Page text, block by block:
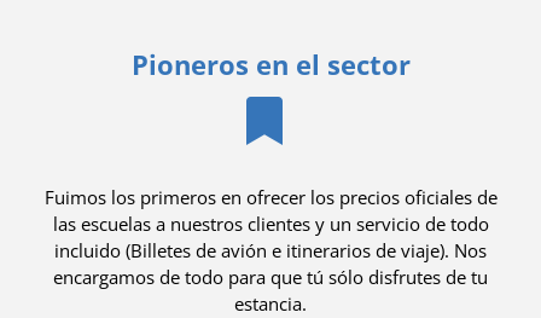
Pioneros en el sector
Fuimos los primeros en ofrecer los precios oficiales de
las escuelas a nuestros clientes y un servicio de todo
incluido (Billetes de avión e itinerarios de viaje). Nos
encargamos de todo para que tú sólo disfrutes de tu
estancia.